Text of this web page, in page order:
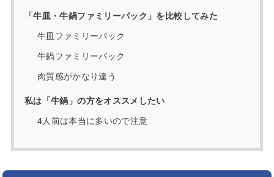
「牛皿・牛鍋ファミリーパック」を比較してみた
牛皿ファミリーパック
牛鍋ファミリーパック
肉質感がかなり違う
私は「牛鍋」の方をオススメしたい
4人前は本当に多いので注意